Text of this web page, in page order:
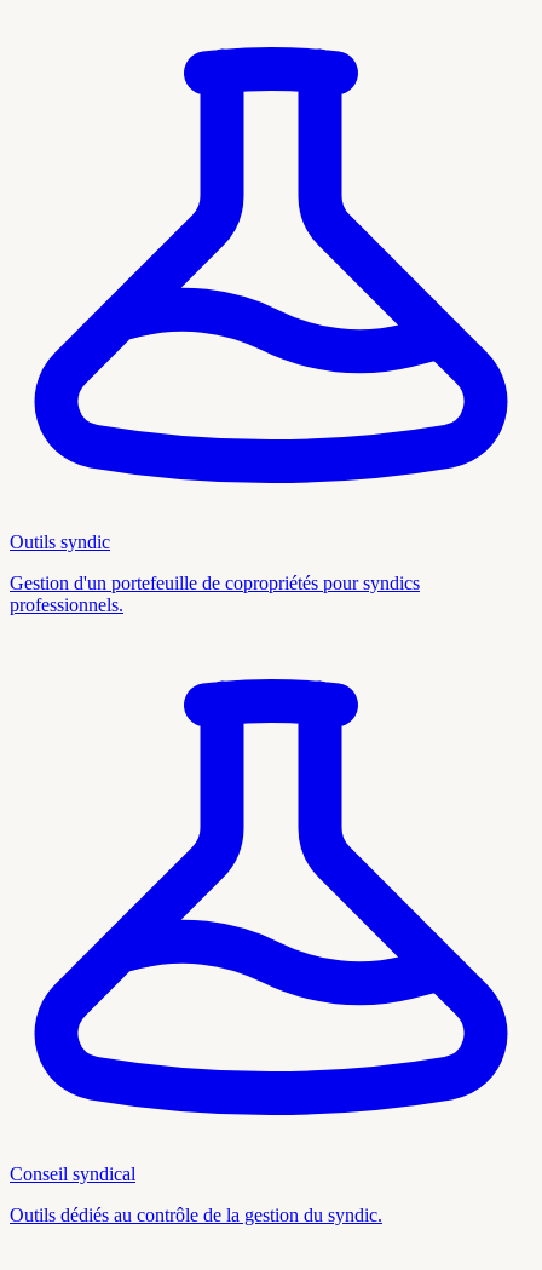
Outils syndic
Gestion d'un portefeuille de copropriétés pour syndics
professionnels.
Conseil syndical
Outils dédiés au contrôle de la gestion du syndic.